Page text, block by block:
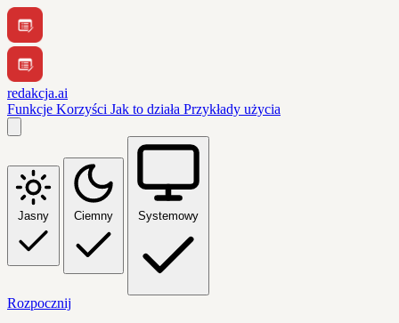
redakcja.ai
Funkcje Korzyści Jak to działa Przykłady użycia
Jasny Ciemny Systemowy
Rozpocznij